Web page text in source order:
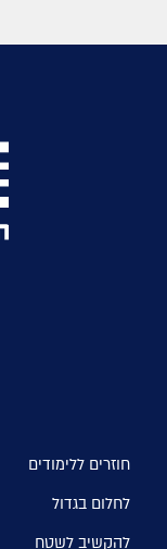
חוזרים ללימודים
לחלום בגדול
להקשיב לשטח